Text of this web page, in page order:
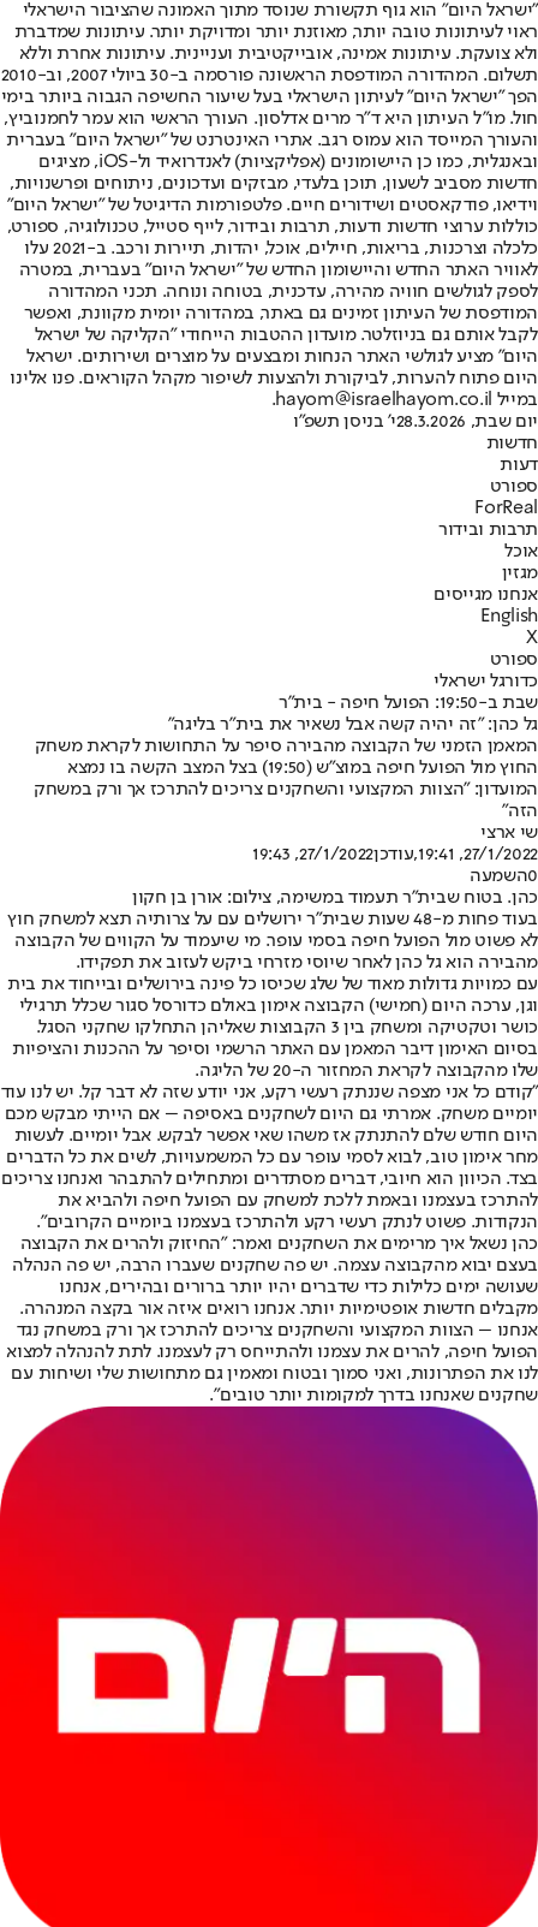
"ישראל היום" הוא גוף תקשורת שנוסד מתוך האמונה שהציבור הישראלי
ראוי לעיתונות טובה יותר, מאוזנת יותר ומדויקת יותר. עיתונות שמדברת
ולא צועקת. עיתונות אמינה, אובייקטיבית ועניינית. עיתונות אחרת וללא
תשלום. המהדורה המודפסת הראשונה פורסמה ב-30 ביולי 2007, וב-2010
הפך "ישראל היום" לעיתון הישראלי בעל שיעור החשיפה הגבוה ביותר בימי
חול. מו"ל העיתון היא ד"ר מרים אדלסון. העורך הראשי הוא עמר לחמנוביץ,
והעורך המייסד הוא עמוס רגב. אתרי האינטרנט של "ישראל היום" בעברית
ובאנגלית, כמו כן היישומונים (אפליקציות) לאנדרואיד ול-iOS, מציגים
חדשות מסביב לשעון, תוכן בלעדי, מבזקים ועדכונים, ניתוחים ופרשנויות,
וידיאו, פודקאסטים ושידורים חיים. פלטפורמות הדיגיטל של "ישראל היום"
כוללות ערוצי חדשות ודעות, תרבות ובידור, לייף סטייל, טכנולוגיה, ספורט,
כלכלה וצרכנות, בריאות, חיילים, אוכל, יהדות, תיירות ורכב. ב-2021 עלו
לאוויר האתר החדש והיישומון החדש של "ישראל היום" בעברית, במטרה
לספק לגולשים חוויה מהירה, עדכנית, בטוחה ונוחה. תכני המהדורה
המודפסת של העיתון זמינים גם באתר, במהדורה יומית מקוונת, ואפשר
לקבל אותם גם בניוזלטר. מועדון ההטבות הייחודי "הקליקה של ישראל
היום" מציע לגולשי האתר הנחות ומבצעים על מוצרים ושירותים. ישראל
היום פתוח להערות, לביקורת ולהצעות לשיפור מקהל הקוראים. פנו אלינו
במייל hayom@israelhayom.co.il.
יום שבת, 28.3.2026
י' בניסן תשפ"ו
חדשות
דעות
ספורט
ForReal
תרבות ובידור
אוכל
מגזין
אנחנו מגייסים
English
X
ספורט
כדורגל ישראלי
שבת ב-19:50: הפועל חיפה - בית"ר
גל כהן: "זה יהיה קשה אבל נשאיר את בית"ר בליגה"
המאמן הזמני של הקבוצה מהבירה סיפר על התחושות לקראת משחק
החוץ מול הפועל חיפה במוצ"ש (19:50) בצל המצב הקשה בו נמצא
המועדון: "הצוות המקצועי והשחקנים צריכים להתרכז אך ורק במשחק
הזה"
שי ארצי
27/1/2022, 19:41
,עודכן27/1/2022, 19:43
0השמעה
כהן. בטוח שבית"ר תעמוד במשימה, צילום: אורן בן חקון
בעוד פחות מ-48 שעות שבית״ר ירושלים עם על צרותיה תצא למשחק חוץ
לא פשוט מול הפועל חיפה בסמי עופר. מי שיעמוד על הקווים של הקבוצה
מהבירה הוא גל כהן לאחר שיוסי מזרחי ביקש לעזוב את תפקידו.
עם כמויות גדולות מאוד של שלג שכיסו כל פינה בירושלים ובייחוד את בית
וגן, ערכה היום (חמישי) הקבוצה אימון באולם כדורסל סגור שכלל תרגילי
כושר וטקטיקה ומשחק בין 3 הקבוצות שאליהן התחלקו שחקני הסגל.
בסיום האימון דיבר המאמן עם האתר הרשמי וסיפר על ההכנות והציפיות
שלו מהקבוצה לקראת המחזור ה-20 של הליגה.
"קודם כל אני מצפה שננתק רעשי רקע, אני יודע שזה לא דבר קל. יש לנו עוד
יומיים משחק. אמרתי גם היום לשחקנים באסיפה – אם הייתי מבקש מכם
היום חודש שלם להתנתק אז משהו שאי אפשר לבקש. אבל יומיים. לעשות
מחר אימון טוב, לבוא לסמי עופר עם כל המשמעויות, לשים את כל הדברים
בצד. הכיוון הוא חיובי, דברים מסתדרים ומתחילים להתבהר ואנחנו צריכים
להתרכז בעצמנו ובאמת ללכת למשחק עם הפועל חיפה ולהביא את
הנקודות. פשוט לנתק רעשי רקע ולהתרכז בעצמנו ביומיים הקרובים".
כהן נשאל איך מרימים את השחקנים ואמר: "החיזוק ולהרים את הקבוצה
בעצם יבוא מהקבוצה עצמה. יש פה שחקנים שעברו הרבה, יש פה הנהלה
שעושה ימים כלילות כדי שדברים יהיו יותר ברורים ובהירים, אנחנו
מקבלים חדשות אופטימיות יותר. אנחנו רואים איזה אור בקצה המנהרה.
אנחנו – הצוות המקצועי והשחקנים צריכים להתרכז אך ורק במשחק נגד
הפועל חיפה, להרים את עצמנו ולהתייחס רק לעצמנו. לתת להנהלה למצוא
לנו את הפתרונות, ואני סמוך ובטוח ומאמין גם מתחושות שלי ושיחות עם
שחקנים שאנחנו בדרך למקומות יותר טובים".